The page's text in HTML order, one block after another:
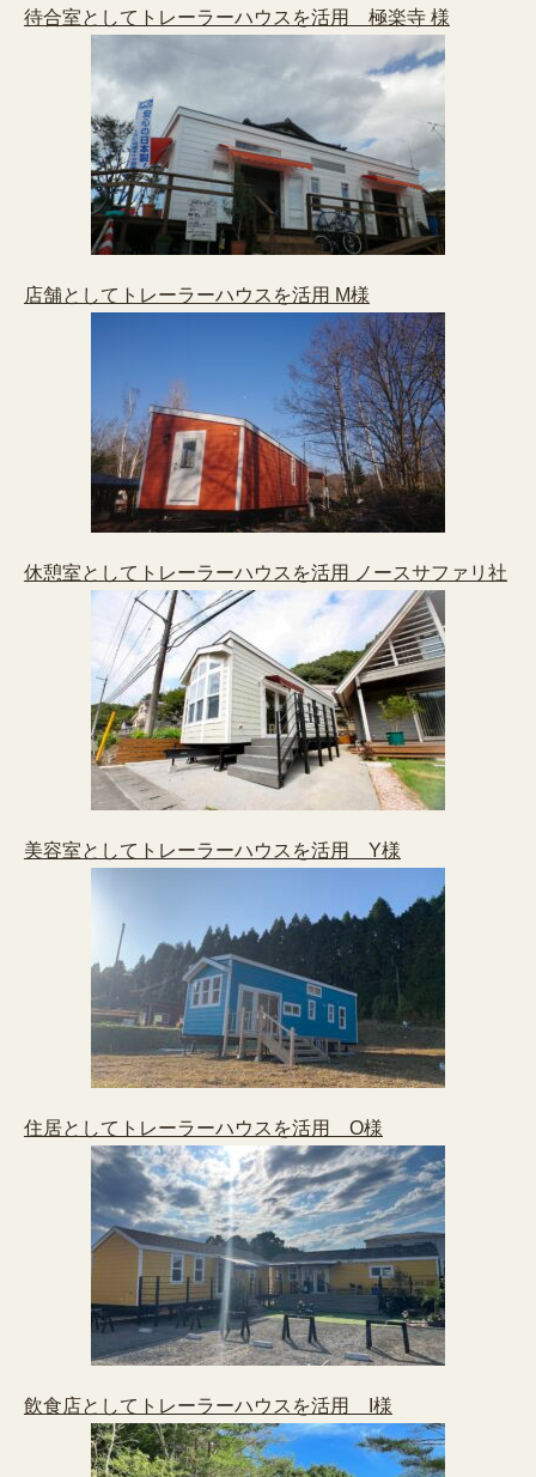
待合室としてトレーラーハウスを活用 極楽寺 様
店舗としてトレーラーハウスを活用 M様
休憩室としてトレーラーハウスを活用 ノースサファリ社
美容室としてトレーラーハウスを活用 Y様
住居としてトレーラーハウスを活用 O様
飲食店としてトレーラーハウスを活用 I様